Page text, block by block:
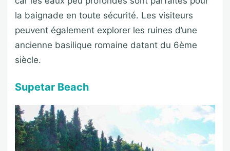
la baignade en toute sécurité. Les visiteurs
peuvent également explorer les ruines d’une
ancienne basilique romaine datant du 6ème
siècle.
Supetar Beach